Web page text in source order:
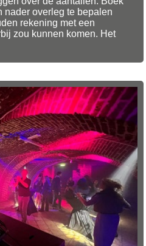
nader overleg te bepalen
rekening met een
zou kunnen komen. Het